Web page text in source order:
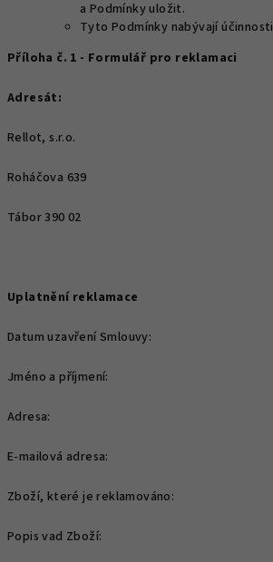
a Podmínky uložit.
Tyto Podmínky nabývají účinnosti
Příloha č. 1 - Formulář pro reklamaci
Adresát:
Rellot, s.r.o.
Roháčova 639
Tábor 390 02
Uplatnění reklamace
Datum uzavření Smlouvy:
Jméno a příjmení:
Adresa:
E-mailová adresa:
Zboží, které je reklamováno:
Popis vad Zboží: